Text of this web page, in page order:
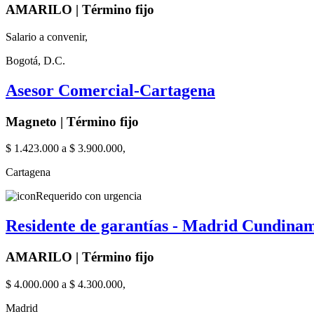
AMARILO | Término fijo
Salario a convenir,
Bogotá, D.C.
Asesor Comercial-Cartagena
Magneto | Término fijo
$ 1.423.000 a $ 3.900.000,
Cartagena
Requerido con urgencia
Residente de garantías - Madrid
AMARILO | Término fijo
$ 4.000.000 a $ 4.300.000,
Madrid